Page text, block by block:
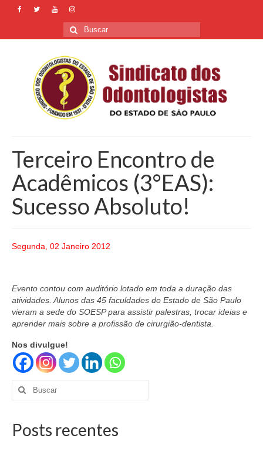
Buscar
por:
Terceiro Encontro de
Acadêmicos (3°EAS):
Sucesso Absoluto!
Segunda, 02 Janeiro 2012
Evento contou com auditório lotado em toda a duração das
atividades. Alunos das 45 faculdades do Estado de São Paulo
vieram a sede do SOESP para assistir palestras, trocar ideias e
aprender mais sobre a profissão de cirurgião-dentista.
Nos divulgue!
Buscar
por:
Posts recentes